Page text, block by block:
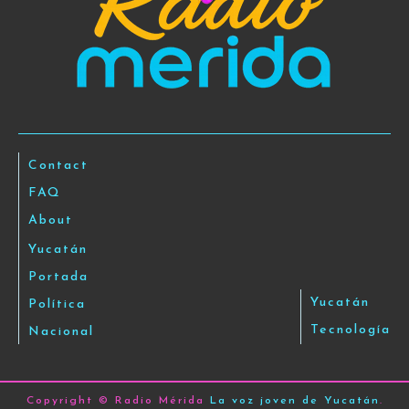
Yucatán
Portada
Política
Nacional
Yucatán
Tecnología
Contact
FAQ
About
Copyright © Radio Mérida La voz joven de Yucatán .